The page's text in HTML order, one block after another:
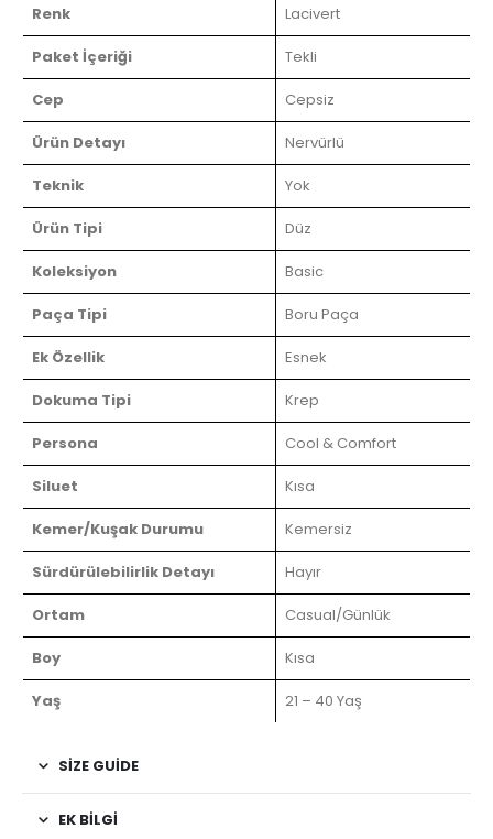
Renk Lacivert
Paket İçeriği Tekli
Cep Cepsiz
Ürün Detayı Nervürlü
Teknik Yok
Ürün Tipi Düz
Koleksiyon Basic
Paça Tipi Boru Paça
Ek Özellik Esnek
Dokuma Tipi Krep
Persona Cool & Comfort
Siluet Kısa
Kemer/Kuşak Durumu Kemersiz
Sürdürülebilirlik Detayı Hayır
Ortam Casual/Günlük
Boy Kısa
Yaş 21 – 40 Yaş
SIZE GUIDE
EK BILGI